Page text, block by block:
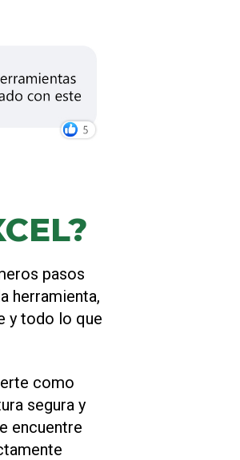
pasos
herramienta,
y todo lo que
como
segura y
encuentre